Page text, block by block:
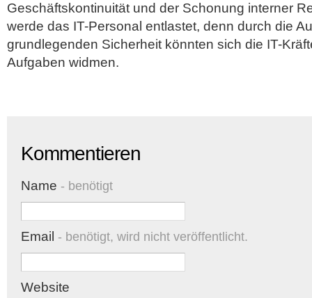
Geschäftskontinuität und der Schonung interner
werde das IT-Personal entlastet, denn durch die
grundlegenden Sicherheit könnten sich die IT-
Aufgaben widmen.
Kommentieren
Name - benötigt
Email - benötigt, wird nicht veröffentlicht.
Website